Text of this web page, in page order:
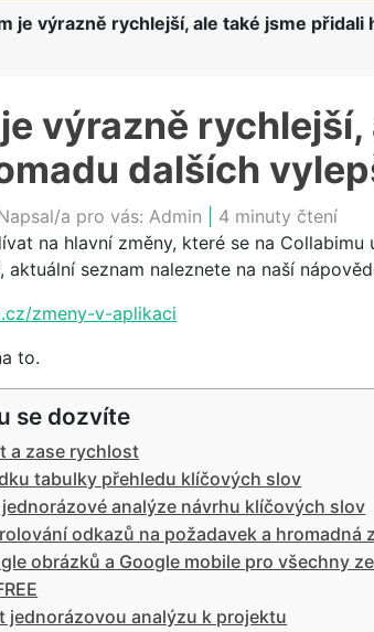
je výrazně rychlejší, ale také jsme
výrazně rychlejší,
dalších
a pro vás: Admin
4 minuty čtení
na hlavní změny, které se na
seznam naleznete na naší
zmeny-v-aplikaci
to.
se dozvíte
a zase rychlost
tabulky přehledu klíčových slov
analýze návrhu klíčových slov
odkazů na požadavek a hromadná
obrázků a Google mobile pro všechny
jednorázovou analýzu k projektu